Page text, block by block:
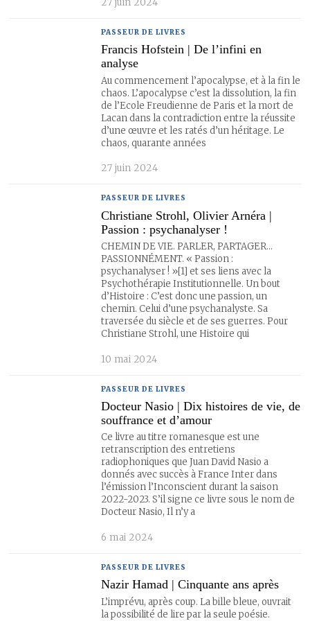
PASSEUR DE LIVRES
Francis Hofstein | De l’infini en
analyse
Au commencement l’apocalypse, et à la fin le
chaos. L’apocalypse c’est la dissolution, la fin
de l’Ecole Freudienne de Paris et la mort de
Lacan dans la contradiction entre la réussite
d’une œuvre et les ratés d’un héritage. Le
chaos, quarante années
27 juin 2024
PASSEUR DE LIVRES
Christiane Strohl, Olivier Arnéra |
Passion : psychanalyser !
CHEMIN DE VIE. PARLER, PARTAGER…
PASSIONNÉMENT. « Passion :
psychanalyser ! »[1] et ses liens avec la
Psychothérapie Institutionnelle. Un bout
d’Histoire : C’est donc une passion, un
chemin. Celui d’une psychanalyste. Sa
traversée du siècle et de ses guerres. Pour
Christiane Strohl, une Histoire qui
10 mai 2024
PASSEUR DE LIVRES
Docteur Nasio | Dix histoires de vie, de
souffrance et d’amour
Ce livre au titre romanesque est une
retranscription des entretiens
radiophoniques que Juan David Nasio a
donnés avec succès à France Inter dans
l’émission l’Inconscient durant la saison
2022-2023. S’il signe ce livre sous le nom de
Docteur Nasio, Il n’y a
6 mai 2024
PASSEUR DE LIVRES
Nazir Hamad | Cinquante ans après
L’imprévu, après coup. La bille bleue, ouvrait
la possibilité de lire par la seule poésie.